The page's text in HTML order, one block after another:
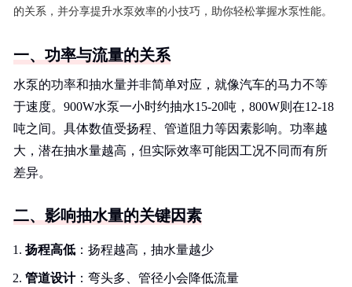
的关系，并分享提升水泵效率的小技巧，助你轻松掌握水泵性能。
一、功率与流量的关系
水泵的功率和抽水量并非简单对应，就像汽车的马力不等
于速度。900W水泵一小时约抽水15-20吨，800W则在12-18
吨之间。具体数值受扬程、管道阻力等因素影响。功率越
大，潜在抽水量越高，但实际效率可能因工况不同而有所
差异。
二、影响抽水量的关键因素
扬程高低 ：扬程越高，抽水量越少
管道设计：弯头多、管径小会降低流量